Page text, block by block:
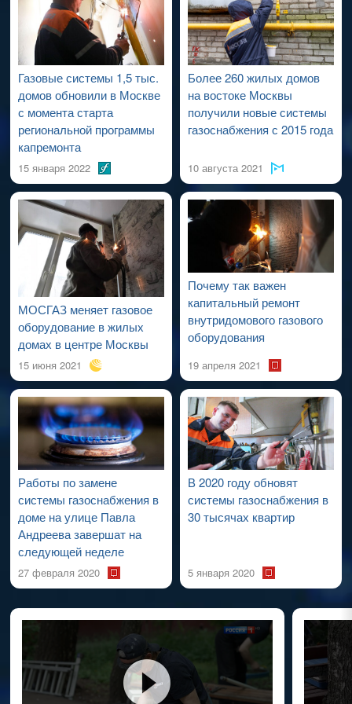
проведения работ по капитальному ремонту ВДСГ).
Газовые системы 1,5 тыс.
домов обновили в Москве
с момента старта
региональной программы
капремонта
15 января 2022
Более 260 жилых домов
на востоке Москвы
получили новые системы
газоснабжения с 2015 года
10 августа 2021
МОСГАЗ меняет газовое
оборудование в жилых
домах в центре Москвы
15 июня 2021
Почему так важен
капитальный ремонт
внутридомового газового
оборудования
19 апреля 2021
Работы по замене
системы газоснабжения в
доме на улице Павла
Андреева завершат на
следующей неделе
27 февраля 2020
В 2020 году обновят
системы газоснабжения в
30 тысячах квартир
5 января 2020